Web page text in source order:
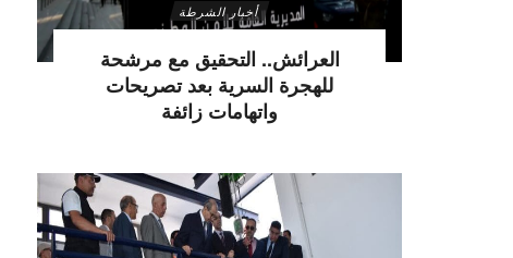
أخبار الشرطة
العرائش.. التحقيق مع مرشحة
للهجرة السرية بعد تصريحات
واتهامات زائفة